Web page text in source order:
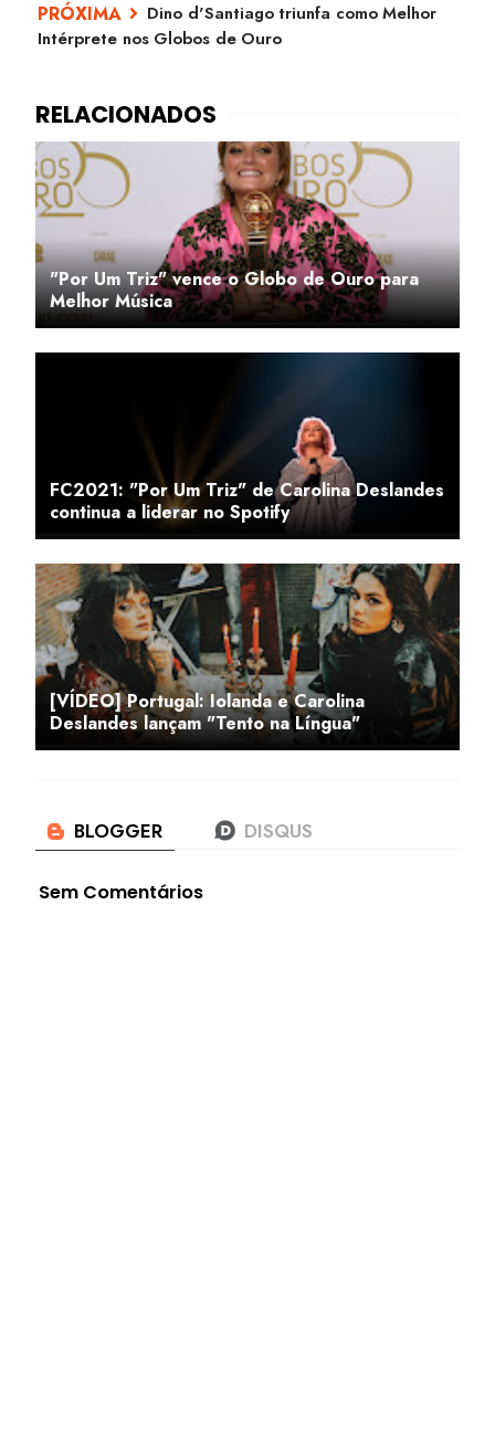
Dino d'Santiago triunfa como Melhor
Intérprete nos Globos de Ouro
"Por Um Triz" vence o Globo de Ouro para
Melhor Música
FC2021: "Por Um Triz" de Carolina Deslandes
continua a liderar no Spotify
[VÍDEO] Portugal: Iolanda e Carolina
Deslandes lançam "Tento na Língua"
Sem Comentários